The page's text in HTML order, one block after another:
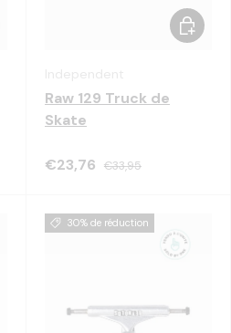
les options
Raw 129 Truck de
Skate
€23,76 €33,95
Choisir
30% de réduction